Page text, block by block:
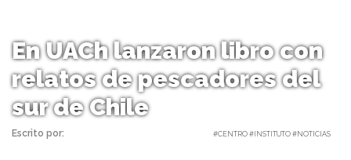
En UACh lanzaron libro con
relatos de pescadores del
sur de Chile
Escrito por: #CENTRO #INSTITUTO #NOTICIAS